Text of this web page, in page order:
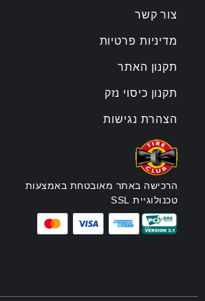
צור קשר
מדיניות פרטיות
תקנון האתר
תקנון כיסוי נזק
הצהרת נגישות
הרכישה באתר מאובטחת באמצעות
טכנולוגיית SSL